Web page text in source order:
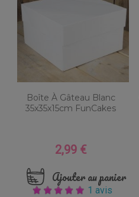
Boîte À Gâteau Blanc
35x35x15cm FunCakes
Prix
2,99 €
Ajouter au panier
1 avis